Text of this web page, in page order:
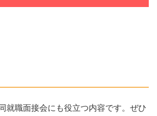
就職面接会にも役立つ内容です。ぜひ